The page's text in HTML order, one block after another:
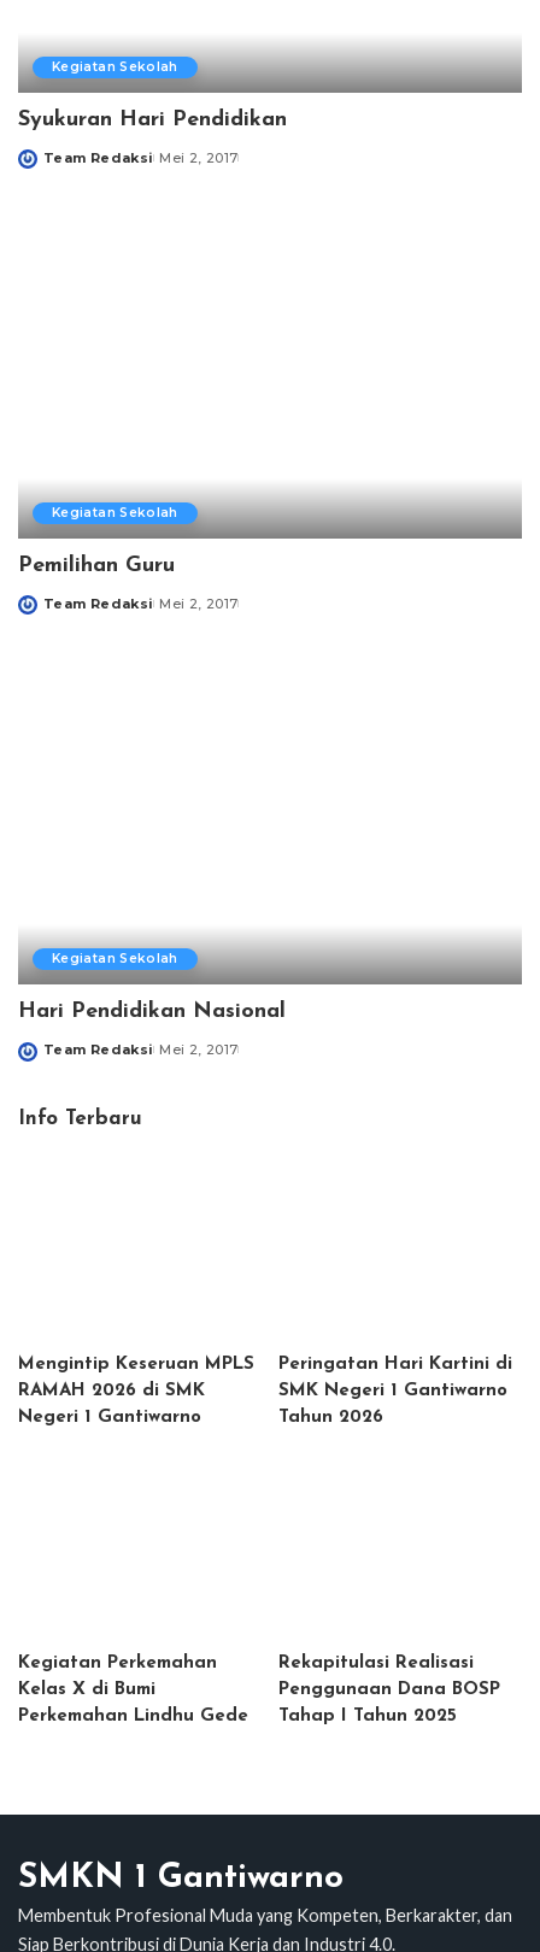
Kegiatan Sekolah
Syukuran Hari Pendidikan
Posted
Team Redaksi Mei 2, 2017
Kegiatan Sekolah
Pemilihan Guru
Posted
Team Redaksi Mei 2, 2017
Kegiatan Sekolah
Hari Pendidikan Nasional
Posted
Team Redaksi Mei 2, 2017
Info Terbaru
Mengintip Keseruan MPLS
RAMAH 2026 di SMK
Negeri 1 Gantiwarno
Peringatan Hari Kartini di
SMK Negeri 1 Gantiwarno
Tahun 2026
Kegiatan Perkemahan
Kelas X di Bumi
Perkemahan Lindhu Gede
Rekapitulasi Realisasi
Penggunaan Dana BOSP
Tahap I Tahun 2025
SMKN 1 Gantiwarno
Membentuk Profesional Muda yang Kompeten, Berkarakter, dan
Siap Berkontribusi di Dunia Kerja dan Industri 4.0.